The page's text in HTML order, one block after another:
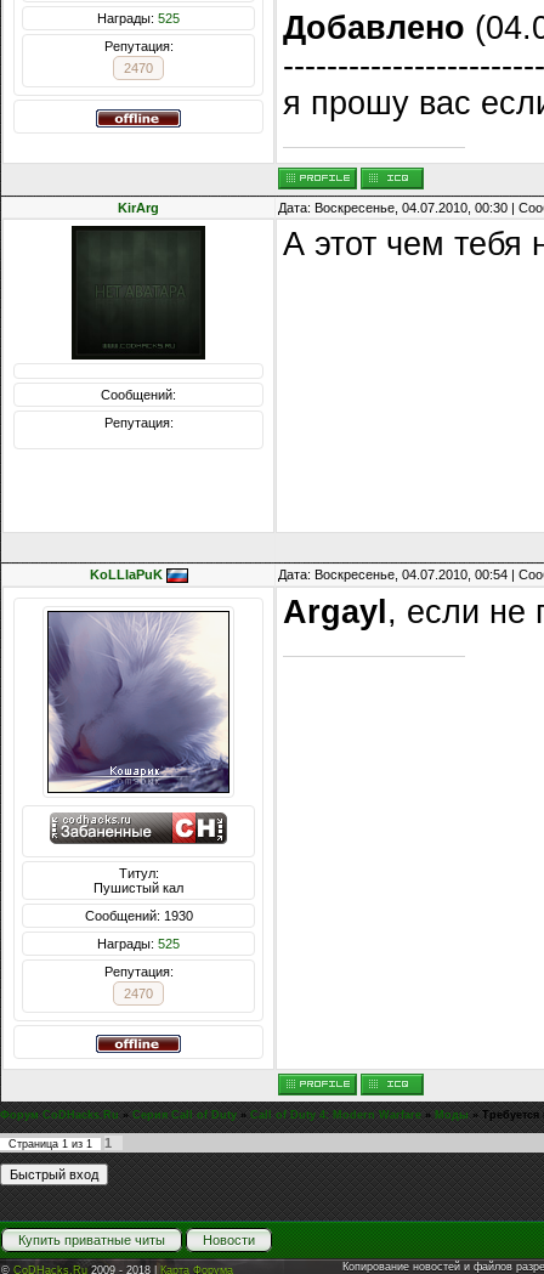
Награды: 525
Репутация:
2470
Добавлено
я прошу вас
KirArg Дата: Воскресенье, 04.07.2010, 00:30 |
Сообщений:
Репутация:
А этот чем тебя
KoLLIaPuK Дата: Воскресенье, 04.07.2010, 00:54 |
Титул:
Пушистый кал
Сообщений: 1930
Награды: 525
Репутация:
2470
Argayl , если не
Форум CoDHacks.Ru » Серия Call of Duty » Call of Duty 4: Modern Warfare » Моды » Требуется
Страница 1 из 1 1
Купить приватные читы Новости
© CoDHacks.Ru 2009 - 2018 | Карта Форума Копирование новостей и файлов